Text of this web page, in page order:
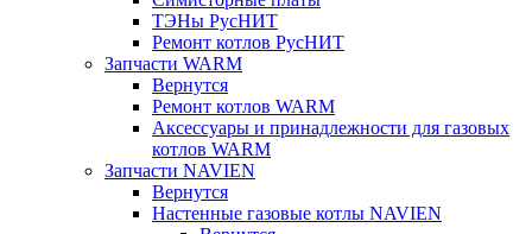
ТЭНы РусНИТ
Ремонт котлов РусНИТ
Запчасти WARM
Вернутся
Ремонт котлов WARM
Аксессуары и принадлежности для газовых
котлов WARM
Запчасти NAVIEN
Вернутся
Настенные газовые котлы NAVIEN